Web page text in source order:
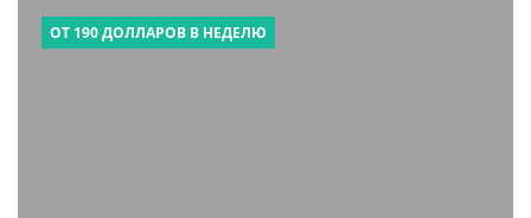
ОТ 190 ДОЛЛАРОВ В НЕДЕЛЮ